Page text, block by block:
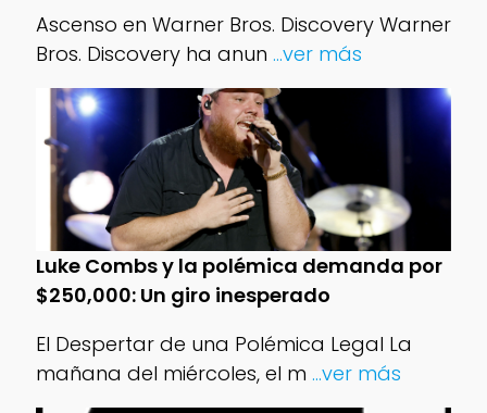
Ascenso en Warner Bros. Discovery Warner
Bros. Discovery ha anun ...ver más
Luke Combs y la polémica demanda por
$250,000: Un giro inesperado
El Despertar de una Polémica Legal La
mañana del miércoles, el m ...ver más